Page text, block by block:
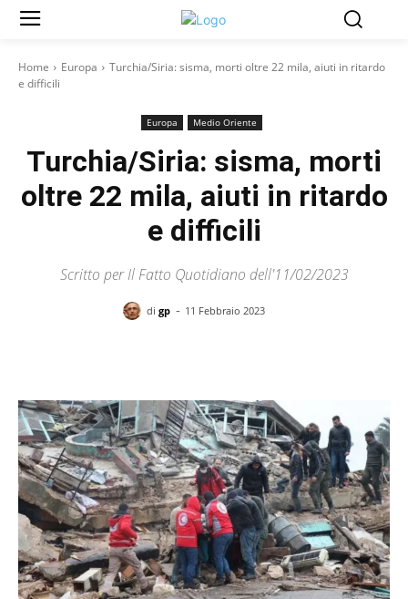
Home Europa
Turchia/Siria: sisma, morti oltre 22 mila, aiuti in ritardo
e difficili
Europa Medio Oriente
Turchia/Siria: sisma, morti
oltre 22 mila, aiuti in ritardo
e difficili
Scritto per Il Fatto Quotidiano dell'11/02/2023
di gp - 11 Febbraio 2023